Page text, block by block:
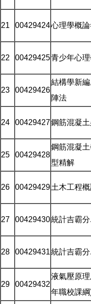
21 00429424心理學概
22 00429425青少年心
23 00429426
結構學新
陣法
24 00429427鋼筋混凝
25 00429428
鋼筋混凝
型精解
26 00429429土木工程
27 00429430統計吉霸分
28 00429431統計吉霸
29 00429432
液氣壓原
年職校課